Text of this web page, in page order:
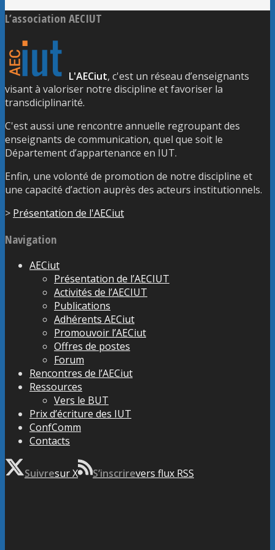
L’association AECIUT
L'AECiut, c'est un réseau d’enseignants
visant à valoriser notre discipline et favoriser la
transdiciplinarité.
C'est aussi une rencontre annuelle regroupant des
enseignants de communication, quel que soit le
Département d’appartenance en IUT.
Enfin, une volonté de promotion de notre discipline et
une capacité d’action auprès des acteurs institutionnels.
> Présentation de l'AECiut
Navigation
AECiut
Présentation de l’AECIUT
Activités de l’AECIUT
Publications
Adhérents AECiut
Promouvoir l’AECiut
Offres de postes
Forum
Rencontres de l’AECiut
Ressources
Vers le BUT
Prix d’écriture des IUT
ConfComm
Contacts
Suivresur X S’inscrirevers flux RSS